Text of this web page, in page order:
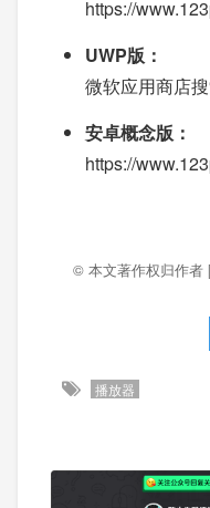
https://
UWP版：
微软应用商店
安卓概念版：
https://
© 本文著作权归作者
播放器